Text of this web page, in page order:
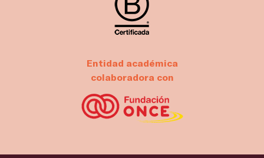
Entidad académica
colaboradora con